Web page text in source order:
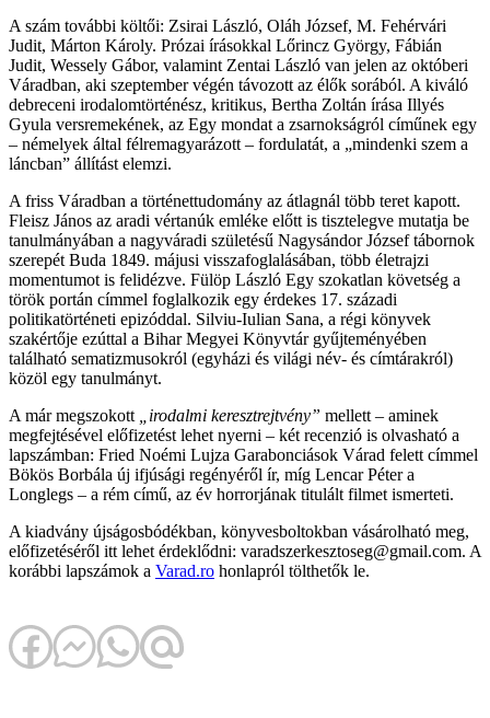
A szám további költői: Zsirai László, Oláh József, M. Fehérvári
Judit, Márton Károly. Prózai írásokkal Lőrincz György, Fábián
Judit, Wessely Gábor, valamint Zentai László van jelen az októberi
Váradban, aki szeptember végén távozott az élők sorából. A kiváló
debreceni irodalomtörténész, kritikus, Bertha Zoltán írása Illyés
Gyula versremekének, az Egy mondat a zsarnokságról címűnek egy
– némelyek által félremagyarázott – fordulatát, a „mindenki szem a
láncban” állítást elemzi.
A friss Váradban a történettudomány az átlagnál több teret kapott.
Fleisz János az aradi vértanúk emléke előtt is tisztelegve mutatja be
tanulmányában a nagyváradi születésű Nagysándor József tábornok
szerepét Buda 1849. májusi visszafoglalásában, több életrajzi
momentumot is felidézve. Fülöp László Egy szokatlan követség a
török portán címmel foglalkozik egy érdekes 17. századi
politikatörténeti epizóddal. Silviu-Iulian Sana, a régi könyvek
szakértője ezúttal a Bihar Megyei Könyvtár gyűjteményében
található sematizmusokról (egyházi és világi név- és címtárakról)
közöl egy tanulmányt.
A már megszokott
„irodalmi keresztrejtvény” mellett – aminek
megfejtésével előfizetést lehet nyerni – két recenzió is olvasható a
lapszámban: Fried Noémi Lujza Garabonciások Várad felett címmel
Bökös Borbála új ifjúsági regényéről ír, míg Lencar Péter a
Longlegs – a rém című, az év horrorjának titulált filmet ismerteti.
A kiadvány újságosbódékban, könyvesboltokban vásárolható meg,
előfizetéséről itt lehet érdeklődni: varadszerkesztoseg@gmail.com. A
korábbi lapszámok a Varad.ro honlapról tölthetők le.